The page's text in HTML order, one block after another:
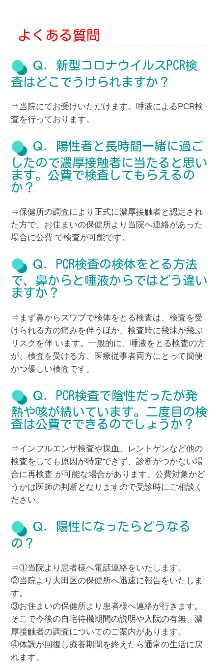
よくある質問
Ｑ．新型コロナウイルスPCR検
査はどこでうけられますか？
⇒当院にてお受けいただけます。唾液によるPCR検
査を行っております。
Ｑ．陽性者と長時間一緒に過ご
したので濃厚接触者に当たると思い
ます。公費で検査してもらえるの
か？
⇒保健所の調査により正式に濃厚接触者と認定され
た方で、お住まいの保健所より当院へ連絡があった
場合に公費 で検査が可能です。
Ｑ．PCR検査の検体をとる方法
で、鼻からと唾液からではどう違い
ますか？
⇒まず鼻からスワブで検体をとる検査は、検査を受
けられる方の痛みを伴うほか、検査時に飛沫が飛ぶ
リスクを伴 います。一般的に、唾液をとる検査の方
が、検査を受ける方、医療従事者両方にとって簡便
かつ優しい検査です。
Ｑ．PCR検査で陰性だったが発
熱や咳が続いています。二度目の検
査は公費でできるのでしょうか？
⇒インフルエンザ検査や採血、レントゲンなど他の
検査をしても原因が特定できず、診断がつかない場
合に再検査 が可能な場合があります。公費対象かど
うかは医師の判断となりますので受診時にご相談く
ださい。
Ｑ．陽性になったらどうなる
の？
⇒①当院より患者様へ電話連絡をいたします。
②当院より大田区の保健所へ迅速に報告をいたしま
す。
③お住まいの保健所より患者様へ連絡が行きます。
そこで今後の自宅待機期間の説明や入院の有無、濃
厚接触者の調査についてのご案内があります。
④体調が回復し療養期間を終えたら通常の生活に戻
れます。